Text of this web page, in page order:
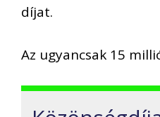
díjat.
Az ugyancsak 15